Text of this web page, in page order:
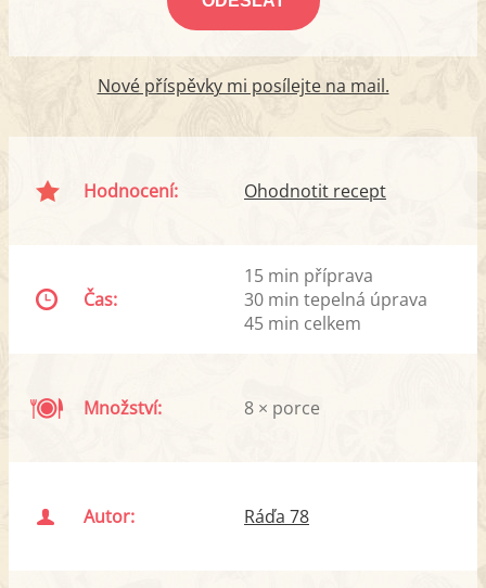
Nové příspěvky mi posílejte na mail.
Hodnocení: Ohodnotit recept
Čas:
15 min příprava
30 min tepelná úprava
45 min celkem
Množství: 8 × porce
Autor: Ráďa 78